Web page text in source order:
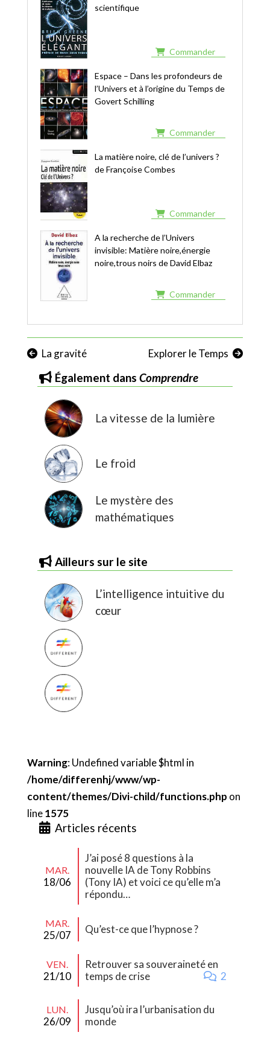
scientifique
Commander
Espace – Dans les profondeurs de
l’Univers et à l’origine du Temps de
Govert Schilling
Commander
La matière noire, clé de l’univers ?
de Françoise Combes
Commander
A la recherche de l’Univers
invisible: Matière noire,énergie
noire,trous noirs de David Elbaz
Commander
La gravité Explorer le Temps
également dans Comprendre
La vitesse de la lumière
Le froid
Le mystère des
mathématiques
Ailleurs sur le site
L’intelligence intuitive du
cœur
Warning: Undefined variable $html in
/home/differenhj/www/wp-
content/themes/Divi-child/functions.php on
line1575
Articles récents
MAR.
18/06
J’ai posé 8 questions à la
nouvelle IA de Tony Robbins
(Tony IA) et voici ce qu’elle m’a
répondu…
MAR.
25/07 Qu’est-ce que l’hypnose ?
VEN.
21/10
Retrouver sa souveraineté en
temps de crise
2
LUN.
26/09
Jusqu’où ira l’urbanisation du
monde